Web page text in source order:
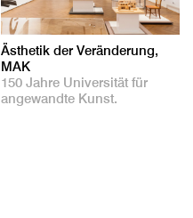
Ästhetik der Veränderung,
MAK
150 Jahre Universität für
angewandte Kunst.